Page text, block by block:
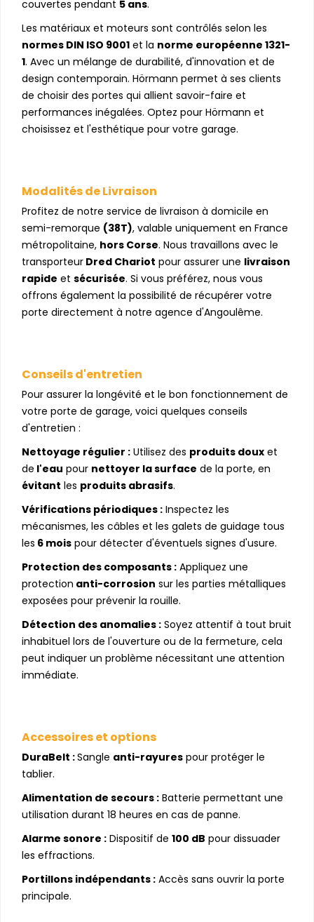
couvertes pendant 5 ans.
Les matériaux et moteurs sont contrôlés selon les
normes DIN ISO 9001 et la norme européenne 1321-
1. Avec un mélange de durabilité, d'innovation et de
design contemporain. Hörmann permet à ses clients
de choisir des portes qui allient savoir-faire et
performances inégalées. Optez pour Hörmann et
choisissez et l'esthétique pour votre garage.
Modalités de Livraison
Profitez de notre service de livraison à domicile en
semi-remorque (38T), valable uniquement en France
métropolitaine, hors Corse. Nous travaillons avec le
transporteur Dred Chariot pour assurer une livraison
rapide et sécurisée. Si vous préférez, nous vous
offrons également la possibilité de récupérer votre
porte directement à notre agence d'Angoulême.
Conseils d'entretien
Pour assurer la longévité et le bon fonctionnement de
votre porte de garage, voici quelques conseils
d'entretien :
Nettoyage régulier : Utilisez des produits doux et
de l'eau pour nettoyer la surface de la porte, en
évitant les produits abrasifs.
Vérifications périodiques : Inspectez les
mécanismes, les câbles et les galets de guidage tous
les 6 mois pour détecter d'éventuels signes d'usure.
Protection des composants : Appliquez une
protection anti-corrosion sur les parties métalliques
exposées pour prévenir la rouille.
Détection des anomalies : Soyez attentif à tout bruit
inhabituel lors de l'ouverture ou de la fermeture, cela
peut indiquer un problème nécessitant une attention
immédiate.
Accessoires et options
DuraBelt :Sangle anti-rayures pour protéger le
tablier.
Alimentation de secours : Batterie permettant une
utilisation durant 18 heures en cas de panne.
Alarme sonore : Dispositif de 100 dB pour dissuader
les effractions.
Portillons indépendants : Accès sans ouvrir la porte
principale.